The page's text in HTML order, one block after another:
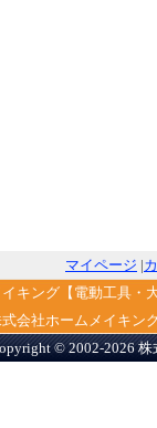
マイページ |
キング【電動工具・
会社ホームメイキ
© 2002-2026